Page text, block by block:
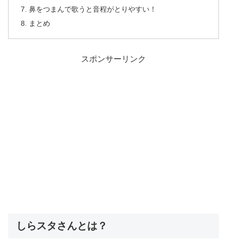
鼻をつまんで歌うと音程がとりやすい！
まとめ
スポンサーリンク
しらスタさんとは？